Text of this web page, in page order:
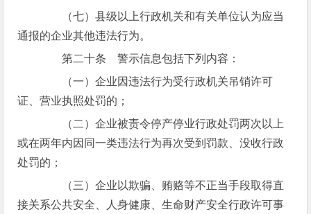
（七）县级以上行政机关和有关单位认为应当
通报的企业其他违法行为。
第二十条 警示信息包括下列内容：
（一）企业因违法行为受行政机关吊销许可
证、营业执照处罚的；
（二）企业被责令停产停业行政处罚两次以上
或在两年内因同一类违法行为再次受到罚款、没收行政
处罚的；
（三）企业以欺骗、贿赂等不正当手段取得直
接关系公共安全、人身健康、生命财产安全行政许可事